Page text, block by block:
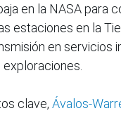
en la NASA para
estaciones en la
en servicios
clave, Ávalos-